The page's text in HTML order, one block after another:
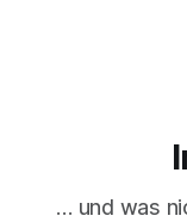
… und was